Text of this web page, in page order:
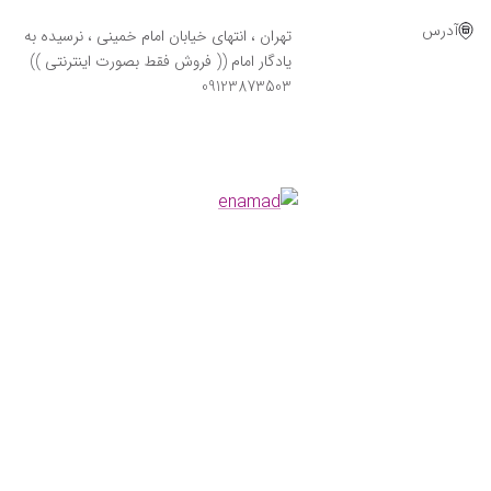
آدرس
تهران ، انتهای خیابان امام خمینی ، نرسیده به
یادگار امام (( فروش فقط بصورت اینترنتی ))
09123873503